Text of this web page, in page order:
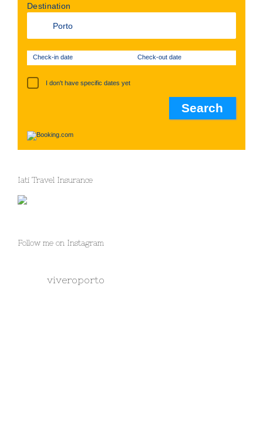
Destination
Check-in date Check-out date
I don't have specific dates yet
Iati Travel Insurance
Follow me on Instagram
viveroporto